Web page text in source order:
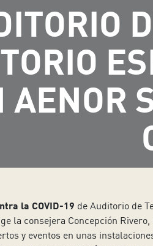
AENOR
la COVID-19 de Auditorio de
la consejera Concepción Rivero,
y eventos en unas